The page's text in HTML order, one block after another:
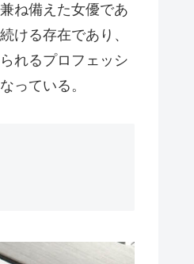
ね備えた女優であ
ける存在であり、
れるプロフェッシ
っている。